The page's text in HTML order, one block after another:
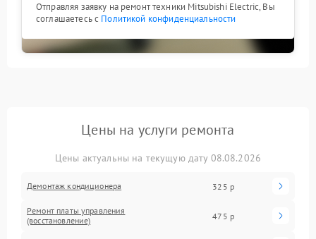
Отправляя заявку на ремонт техники Mitsubishi Electric, Вы
соглашаетесь с Политикой конфиденциальности
Цены на услуги ремонта
Цены актуальны на текущую дату 08.08.2026
Демонтаж кондиционера 325 р
Ремонт платы управления
(восстановление)
475 р